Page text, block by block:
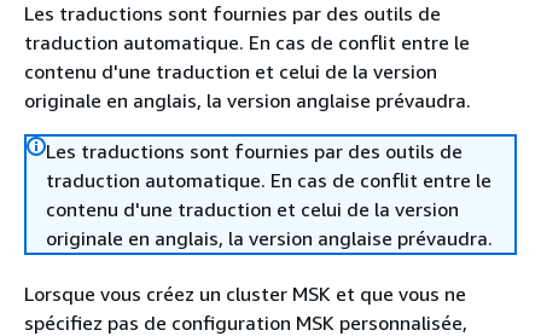
Les traductions sont fournies par des outils de
traduction automatique. En cas de conflit entre le
contenu d'une traduction et celui de la version
originale en anglais, la version anglaise prévaudra.
Les traductions sont fournies par des outils de
traduction automatique. En cas de conflit entre le
contenu d'une traduction et celui de la version
originale en anglais, la version anglaise prévaudra.
Lorsque vous créez un cluster MSK et que vous ne
spécifiez pas de configuration MSK personnalisée,